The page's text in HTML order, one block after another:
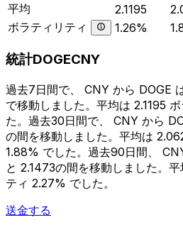
平均
2.1195
ボラティリティ
1.26%
統計DOGECNY
過去7日間で、 CNY から DOGE
で移動しました。平均は 2.1195
た。過去30日間で、 CNY から
の間を移動しました。平均は
1.88% でした。過去90日間、
と 2.1473の間を移動しました。
ティ 2.27% でした。
送金する